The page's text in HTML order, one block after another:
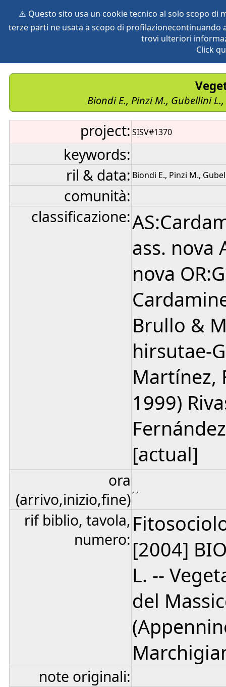
⚠️ Questo sito usa un cookie tecnico al solo scopo di
terze parti ne usata a scopo di
trovi ulteriori
Click
vegetation global db
Biondi E., Pinzi M., Gubellini
project: SISV#1370
keywords:
ril & data: Biondi E., Pinzi M.,
comunità:
classificazione:
ass. nova
nova
Brullo &
hirsutae-
Martínez,
1999)
[actual]
ora
(arrivo,inizio,fine), ,
rif biblio, tavola,
numero: [2004]
L. --
del
note originali: